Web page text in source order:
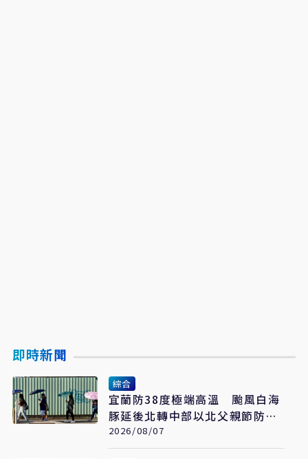
即時新聞
綜合
宜蘭防38度極端高溫 颱風白海
豚延後北轉中部以北父親節防豪
大雨
2026/08/07